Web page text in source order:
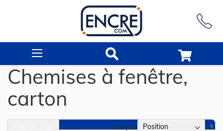
Chemises à fenêtre,
carton
Trier par